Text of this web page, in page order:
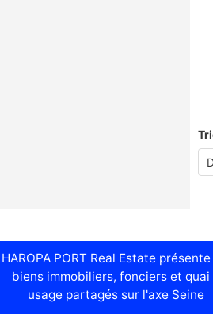
HAROPA PORT Real Estate
biens immobiliers, fonciers et quai
usage partagés sur l'axe Seine